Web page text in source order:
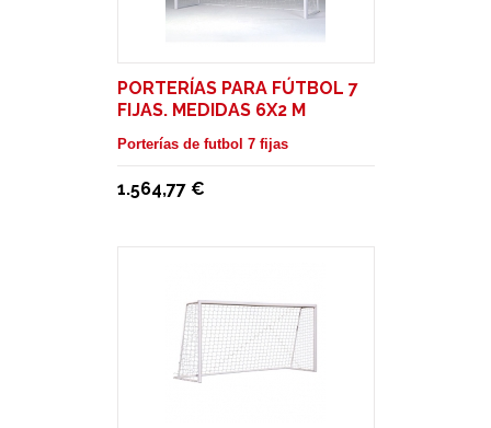
PORTERÍAS PARA FÚTBOL 7
FIJAS. MEDIDAS 6X2 M
Porterías de futbol 7 fijas
1.564,77 €